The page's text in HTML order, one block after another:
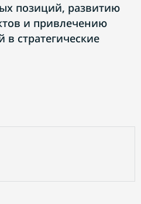
позиций, развитию
и привлечению
в стратегические